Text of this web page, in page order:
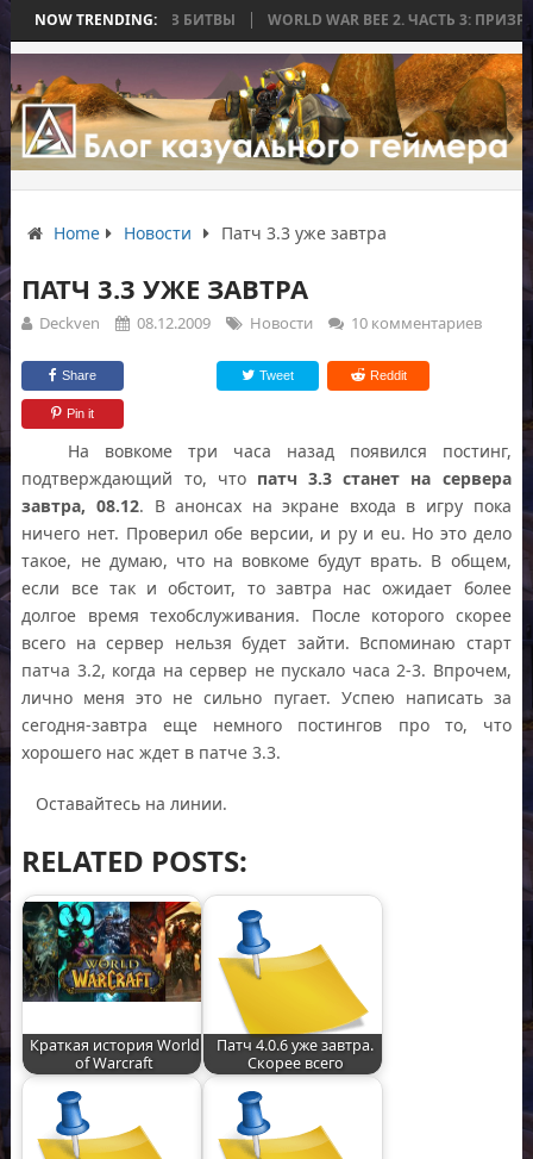
NOW TRENDING:
ЗАКОНЧИЛАСЬ БЕЗ БИТВЫ WORLD WAR BEE 2. ЧАСТЬ 3:
Home Новости Патч 3.3 уже завтра
ПАТЧ 3.3 УЖЕ ЗАВТРА
Deckven 08.12.2009 Новости 10 комментариев
Share Tweet Reddit
Pin it
На вовкоме три часа назад появился постинг,
подтверждающий то, что патч 3.3 станет на сервера
завтра, 08.12. В анонсах на экране входа в игру пока
ничего нет. Проверил обе версии, и ру и eu. Но это дело
такое, не думаю, что на вовкоме будут врать. В общем,
если все так и обстоит, то завтра нас ожидает более
долгое время техобслуживания. После которого скорее
всего на сервер нельзя будет зайти. Вспоминаю старт
патча 3.2, когда на сервер не пускало часа 2-3. Впрочем,
лично меня это не сильно пугает. Успею написать за
сегодня-завтра еще немного постингов про то, что
хорошего нас ждет в патче 3.3.
Оставайтесь на линии.
RELATED POSTS:
Краткая история World
of Warcraft
Патч 4.0.6 уже завтра.
Скорее всего